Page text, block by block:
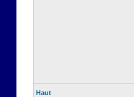
Haut